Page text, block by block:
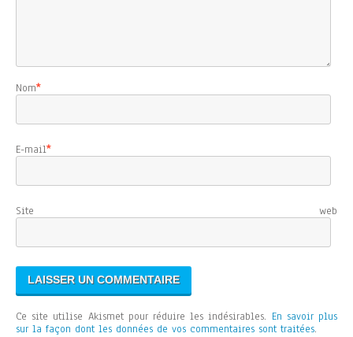
Nom*
E-mail*
Site web
Ce site utilise Akismet pour réduire les indésirables. En savoir plus
sur la façon dont les données de vos commentaires sont traitées.